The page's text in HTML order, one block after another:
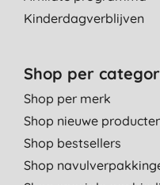
Kinderdagverblijven
Shop per
Shop per merk
Shop nieuwe
Shop bestsellers
Shop